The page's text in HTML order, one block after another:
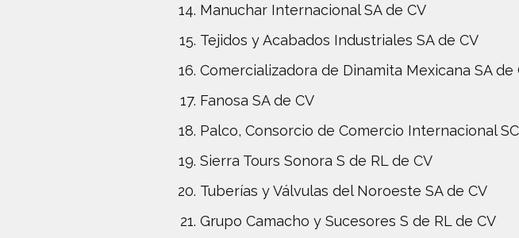
Manuchar Internacional SA de CV
Tejidos y Acabados Industriales SA de CV
Comercializadora de Dinamita Mexicana SA de
Fanosa SA de CV
Palco, Consorcio de Comercio Internacional SC
Sierra Tours Sonora S de RL de CV
Tuberías y Válvulas del Noroeste SA de CV
Grupo Camacho y Sucesores S de RL de CV